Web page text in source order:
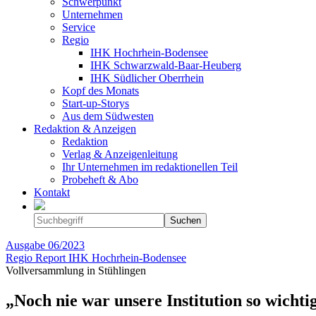
Unternehmen
Service
Regio
IHK Hochrhein-Bodensee
IHK Schwarzwald-Baar-Heuberg
IHK Südlicher Oberrhein
Kopf des Monats
Start-up-Storys
Aus dem Südwesten
Redaktion & Anzeigen
Redaktion
Verlag & Anzeigenleitung
Ihr Unternehmen im redaktionellen Teil
Probeheft & Abo
Kontakt
Ausgabe 06/2023
Regio Report IHK Hochrhein-Bodensee
Vollversammlung in Stühlingen
„Noch nie war unsere Institution so